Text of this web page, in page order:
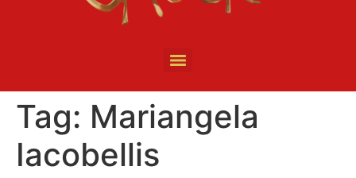
Tag: Mariangela
Iacobellis